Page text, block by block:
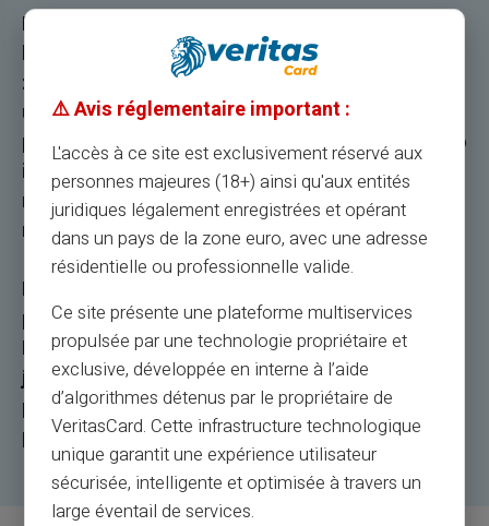
IBAN oznacza Międzynarodowy numer konta
bankowego. To odpowiednik RIB we Francji. IBAN
zawiera wszystkie niezbędne informacje, które
ułatwiają przelewy, dzięki czemu Twoje
pieniądze mogą być wysyłane i odbierane szybko
i bezpiecznie. Informacje te to w szczególności
numer identyfikacyjny banku, numer agencji i
numer rachunku.
IBANułatwia automatyczne przetwarzanie
płatności między różnymi krajami.
IBANpozwala na automatyczne obciążenia. IBAN
jest teraz dołączony do Twojej karty
przedpłaconejIBAN VERITASkarty
przedpłaconej.
⚠️ Avis réglementaire important :
L'accès à ce site est exclusivement réservé aux
personnes majeures (18+) ainsi qu'aux entités
juridiques légalement enregistrées et opérant
dans un pays de la zone euro, avec une adresse
résidentielle ou professionnelle valide.
Ce site présente une plateforme multiservices
propulsée par une technologie propriétaire et
exclusive, développée en interne à l’aide
d’algorithmes détenus par le propriétaire de
VeritasCard. Cette infrastructure technologique
unique garantit une expérience utilisateur
sécurisée, intelligente et optimisée à travers un
large éventail de services.